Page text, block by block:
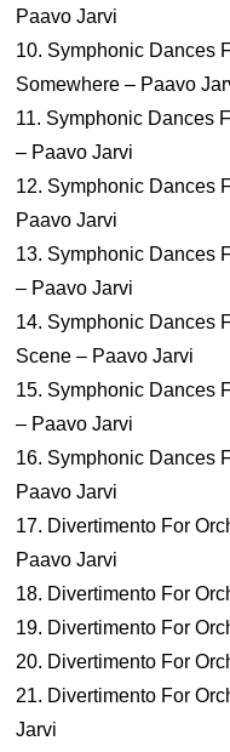
Paavo Jarvi
10. Symphonic Dances
Somewhere – Paavo
11. Symphonic Dances
– Paavo Jarvi
12. Symphonic Dances
Paavo Jarvi
13. Symphonic Dances
– Paavo Jarvi
14. Symphonic Dances
Scene – Paavo Jarvi
15. Symphonic Dances
– Paavo Jarvi
16. Symphonic Dances
Paavo Jarvi
17. Divertimento For
Paavo Jarvi
18. Divertimento For
19. Divertimento For
20. Divertimento For
21. Divertimento For
Jarvi